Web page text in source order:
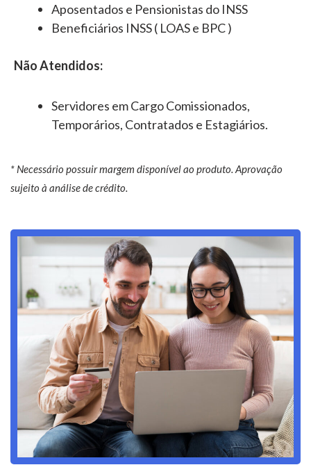
Aposentados e Pensionistas do INSS
Beneficiários INSS ( LOAS e BPC )
Não Atendidos:
Servidores em Cargo Comissionados,
Temporários, Contratados e Estagiários.
* Necessário possuir margem disponível ao produto. Aprovação
sujeito à análise de crédito.